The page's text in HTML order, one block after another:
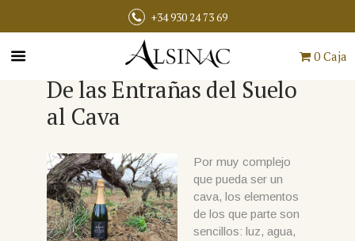
+34 930 24 73 69
0 Caja
De las Entrañas del Suelo
al Cava
Por muy complejo
que pueda ser un
cava, los elementos
de los que parte son
sencillos: luz, agua,